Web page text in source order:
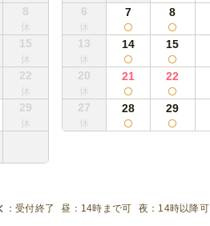
8
15
22
29
6 7 8
13 14 15
20 21 22
27 28 29
受付終了 14時まで可 14時以降可